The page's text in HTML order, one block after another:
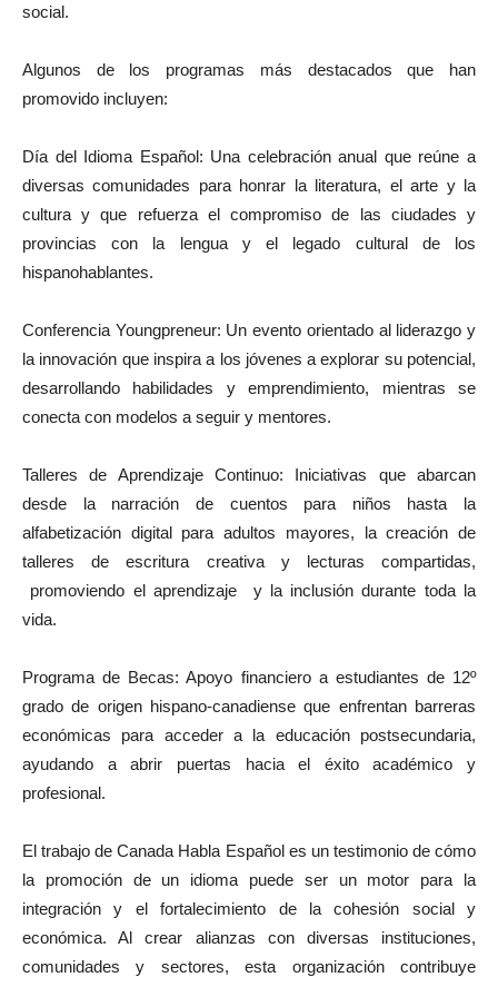
social.
Algunos de los programas más destacados que han
promovido incluyen:
Día del Idioma Español: Una celebración anual que reúne a
diversas comunidades para honrar la literatura, el arte y la
cultura y que refuerza el compromiso de las ciudades y
provincias con la lengua y el legado cultural de los
hispanohablantes.
Conferencia Youngpreneur: Un evento orientado al liderazgo y
la innovación que inspira a los jóvenes a explorar su potencial,
desarrollando habilidades y emprendimiento, mientras se
conecta con modelos a seguir y mentores.
Talleres de Aprendizaje Continuo: Iniciativas que abarcan
desde la narración de cuentos para niños hasta la
alfabetización digital para adultos mayores, la creación de
talleres de escritura creativa y lecturas compartidas,
promoviendo el aprendizaje y la inclusión durante toda la
vida.
Programa de Becas: Apoyo financiero a estudiantes de 12º
grado de origen hispano-canadiense que enfrentan barreras
económicas para acceder a la educación postsecundaria,
ayudando a abrir puertas hacia el éxito académico y
profesional.
El trabajo de Canada Habla Español es un testimonio de cómo
la promoción de un idioma puede ser un motor para la
integración y el fortalecimiento de la cohesión social y
económica. Al crear alianzas con diversas instituciones,
comunidades y sectores, esta organización contribuye